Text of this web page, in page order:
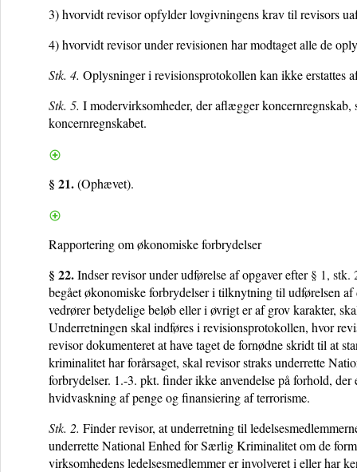
3) hvorvidt revisor opfylder lovgivningens krav til revisors
4) hvorvidt revisor under revisionen har modtaget alle de
Stk. 4. Oplysninger i revisionsprotokollen kan ikke erstattes
Stk. 5. I modervirksomheder, der aflægger
koncernregnskabet.
§ 21.(Ophævet).
Rapportering om økonomiske forbrydelser
§ 22.Indser revisor under udførelse af opgaver efter§ 1, stk.
begået økonomiske forbrydelser i tilknytning til udførelsen
vedrører betydelige beløb eller i øvrigt er af grov karakter,
Underretningen skal indføres i revisionsprotokollen, hvor
revisor dokumenteret at have taget de fornødne skridt til at
kriminalitet har forårsaget, skal revisor straks underrette
forbrydelser. 1.-3. pkt. finder ikke anvendelse på forhold,
hvidvaskning af penge og finansiering af terrorisme.
Stk. 2. Finder revisor, at underretning til
underrette National Enhed for Særlig Kriminalitet om de
virksomhedens ledelsesmedlemmer er involveret i eller har